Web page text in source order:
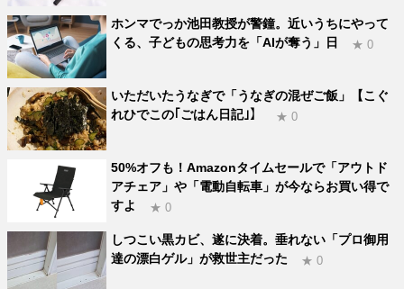
ホンマでっか池田教授が警鐘。近いうちにやって
くる、子どもの思考力を「AIが奪う」日
★ 0
いただいたうなぎで「うなぎの混ぜご飯」【こぐ
れひでこの｢ごはん日記｣】
★ 0
50%オフも！Amazonタイムセールで「アウトド
アチェア」や「電動自転車」が今ならお買い得で
すよ
★ 0
しつこい黒カビ、遂に決着。垂れない「プロ御用
達の漂白ゲル」が救世主だった
★ 0